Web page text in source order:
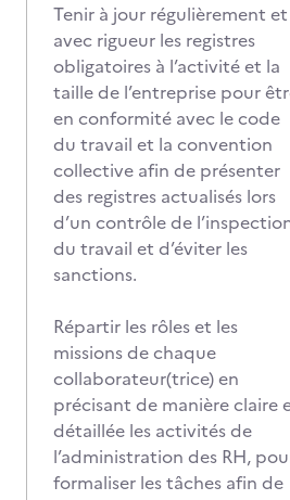
Tenir à jour régulièrement et
avec rigueur les registres
obligatoires à l’activité et la
taille de l’entreprise pour
en conformité avec le code
du travail et la convention
collective afin de présenter
des registres actualisés lors
d’un contrôle de
du travail et d’éviter les
sanctions.
Répartir les rôles et les
missions de chaque
collaborateur(trice) en
précisant de manière claire
détaillée les activités de
l’administration des RH,
formaliser les tâches afin de